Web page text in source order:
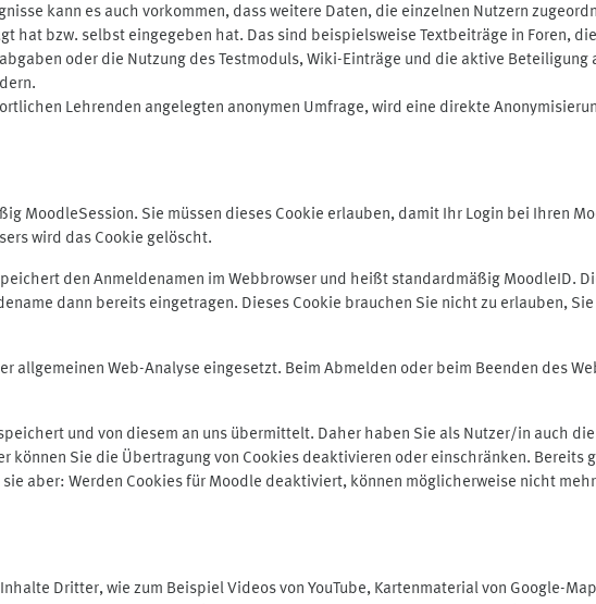
kann es auch vorkommen, dass weitere Daten, die einzelnen Nutzern
hat bzw. selbst eingegeben hat. Das sind beispielsweise Textbeiträge in Foren,
oder die Nutzung des Testmoduls, Wiki-Einträge und die aktive
Lehrenden angelegten anonymen Umfrage, wird eine direkte
MoodleSession. Sie müssen dieses Cookie erlauben, damit Ihr Login bei Ihren
wird das Cookie gelöscht.
den Anmeldenamen im Webbrowser und heißt standardmäßig MoodleID.
dann bereits eingetragen. Dieses Cookie brauchen Sie nicht zu erlauben,
allgemeinen Web-Analyse eingesetzt. Beim Abmelden oder beim Beenden des
und von diesem an uns übermittelt. Daher haben Sie als Nutzer/in auch
können Sie die Übertragung von Cookies deaktivieren oder einschränken.
aber: Werden Cookies für Moodle deaktiviert, können möglicherweise nicht
Dritter, wie zum Beispiel Videos von YouTube, Kartenmaterial von Google-